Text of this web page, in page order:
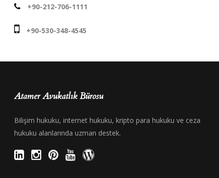
+90-212-706-1111
+90-530-348-4545
Atamer Avukatlık Bürosu
Bilişim hukuku, internet hukuku, kripto para hukuku ve ceza
hukuku alanlarında uzman destek.